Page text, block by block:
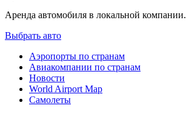
Аренда автомобиля в локальной компании.
Выбрать авто
Аэропорты по странам
Авиакомпании по странам
Новости
World Airport Map
Самолеты